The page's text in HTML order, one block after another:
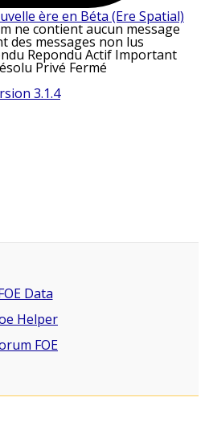
ère en Béta (Ere Spatial)
ne contient aucun message
des messages non lus
Repondu Actif Important
Privé Fermé
3.1.4
Data
Helper
FOE